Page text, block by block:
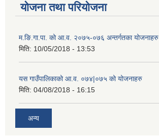
योजना तथा परियोजना
म.ङि.गा.पा. को आ.व. २०७५-०७६ अन्तर्गतका योजनाहरु
मिति: 10/05/2018 - 13:53
यस गाउँपालिकाको आ.व. ०७४|०७५ को योजनाहरु
मिति: 04/08/2018 - 16:15
अन्य